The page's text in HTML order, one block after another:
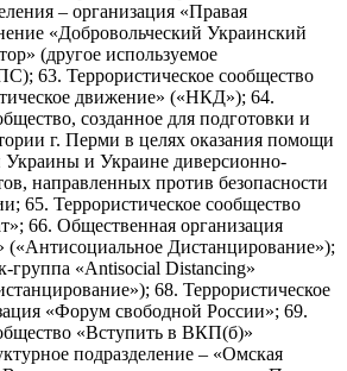
– организация «Правая
«Добровольческий Украинский
(другое используемое
63. Террористическое сообщество
движение» («НКД»); 64.
созданное для подготовки и
г. Перми в целях оказания помощи
Украины и Украине диверсионно-
направленных против безопасности
65. Террористическое сообщество
66. Общественная организация
(«Антисоциальное Дистанцирование»);
группа «Antisocial Distancing»
68. Террористическое
«Форум свободной России»; 69.
«Вступить в ВКП(б)»
подразделение – «Омская